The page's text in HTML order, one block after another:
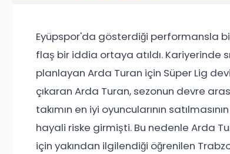
Eyüpspor'da gösterdiği performansla
flaş bir iddia ortaya atıldı. Kariyerinde
planlayan Arda Turan için Süper Lig
çıkaran Arda Turan, sezonun devre
takımın en iyi oyuncularının
hayali riske girmişti. Bu nedenle Arda
için yakından ilgilendiği öğrenilen